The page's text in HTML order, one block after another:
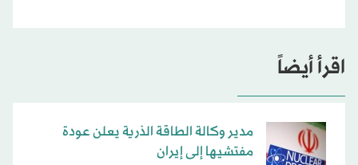
اقرأ أيضاً
مدير وكالة الطاقة الذرية يعلن عودة
مفتشيها إلى إيران